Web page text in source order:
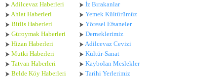
Adilcevaz Haberleri
Ahlat Haberleri
Bitlis Haberleri
Güroymak Haberleri
Hizan Haberleri
Mutki Haberleri
Tatvan Haberleri
Belde Köy Haberleri
İz Bırakanlar
Yemek Kültürümüz
Yöresel Efsaneler
Derneklerimiz
Adilcevaz Cevizi
Kültür-Sanat
Kaybolan Meslekler
Tarihi Yerlerimiz